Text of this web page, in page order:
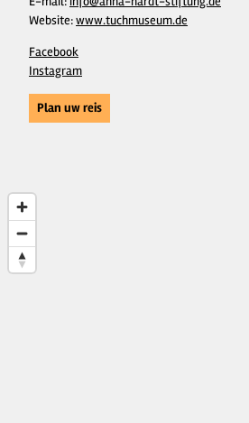
Website:www.tuchmuseum.de
Facebook
Instagram
Plan uw reis